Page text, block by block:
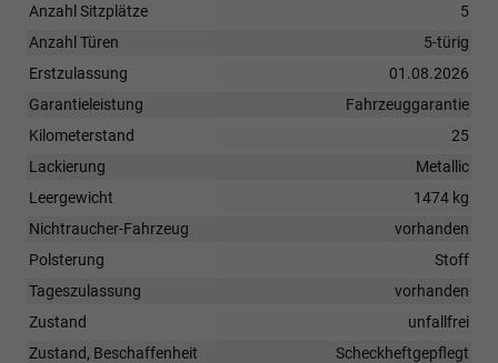
Anzahl Sitzplätze
5
Anzahl Türen
5-türig
Erstzulassung
01.08.2026
Garantieleistung
Fahrzeuggarantie
Kilometerstand
25
Lackierung
Metallic
Leergewicht
1474 kg
Nichtraucher-Fahrzeug
vorhanden
Polsterung
Stoff
Tageszulassung
vorhanden
Zustand
unfallfrei
Zustand, Beschaffenheit
Scheckheftgepflegt